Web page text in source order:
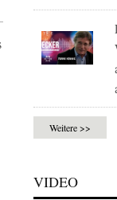
Weitere >>
VIDEO